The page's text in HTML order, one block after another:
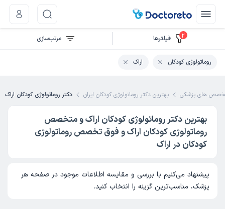
های پزشکی بهترین دکتر روماتولوژی کودکان ایران دکتر روماتولوژی کودکان اراک
بهترین دکتر روماتولوژی کودکان اراک و متخصص
روماتولوژی کودکان اراک و فوق تخصص روماتولوژی
کودکان در اراک
پیشنهاد می‌کنیم با بررسی و مقایسه اطلاعات موجود در صفحه هر
پزشک، مناسب‌ترین گزینه را انتخاب کنید.
2 فیلتر‌ها مرتب‌سازی
روماتولوژی کودکان اراک